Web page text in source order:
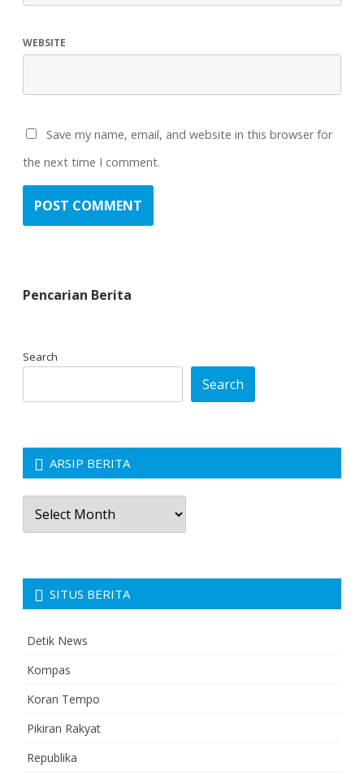
WEBSITE
Save my name, email, and website in this browser for
the next time I comment.
Pencarian Berita
Search
Search
ARSIP BERITA
Arsip
Berita
SITUS BERITA
Detik News
Kompas
Koran Tempo
Pikiran Rakyat
Republika